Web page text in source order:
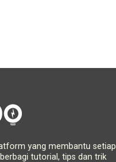
yang membantu setiap
tutorial, tips dan trik